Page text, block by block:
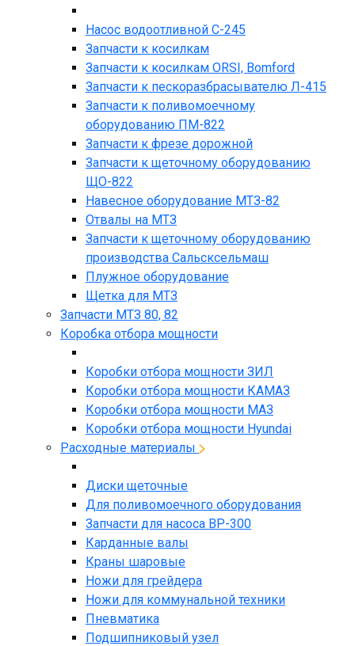
Насос водоотливной С-245
Запчасти к косилкам
Запчасти к косилкам ORSI, Bomford
Запчасти к пескоразбрасывателю Л-415
Запчасти к поливомоечному
оборудованию ПМ-822
Запчасти к фрезе дорожной
Запчасти к щеточному оборудованию
ЩО-822
Навесное оборудование МТЗ-82
Отвалы на МТЗ
Запчасти к щеточному оборудованию
производства Сальсксельмаш
Плужное оборудование
Щетка для МТЗ
Запчасти МТЗ 80, 82
Коробка отбора мощности
Коробки отбора мощности ЗИЛ
Коробки отбора мощности КАМАЗ
Коробки отбора мощности МАЗ
Коробки отбора мощности Hyundai
Расходные материалы
Диски щеточные
Для поливомоечного оборудования
Запчасти для насоса BP-300
Карданные валы
Краны шаровые
Ножи для грейдера
Ножи для коммунальной техники
Пневматика
Подшипниковый узел